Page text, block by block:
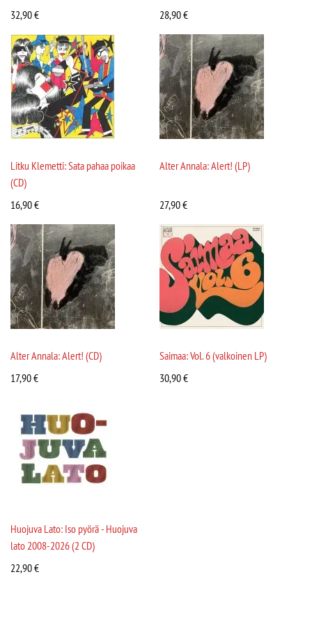
32,90€ 28,90€
Litku Klemetti: Sata pahaa poikaa
(CD)
16,90€
Alter Annala: Alert! (LP)
27,90€
Alter Annala: Alert! (CD)
17,90€
Saimaa: Vol. 6 (valkoinen LP)
30,90€
Huojuva Lato: Iso pyörä - Huojuva
lato 2008-2026 (2 CD)
22,90€